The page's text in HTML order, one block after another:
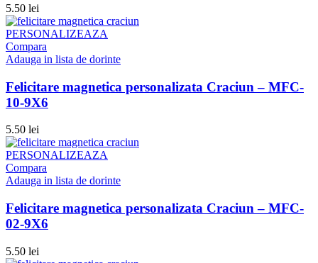
5.50 lei
PERSONALIZEAZA
Compara
Adauga in lista de dorinte
Felicitare magnetica personalizata Craciun – MFC-
10-9X6
5.50 lei
PERSONALIZEAZA
Compara
Adauga in lista de dorinte
Felicitare magnetica personalizata Craciun – MFC-
02-9X6
5.50 lei